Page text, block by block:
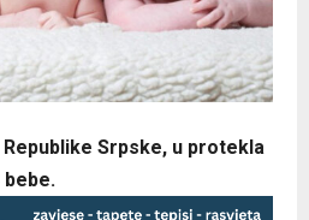
Srpske, u protekla
bebe.